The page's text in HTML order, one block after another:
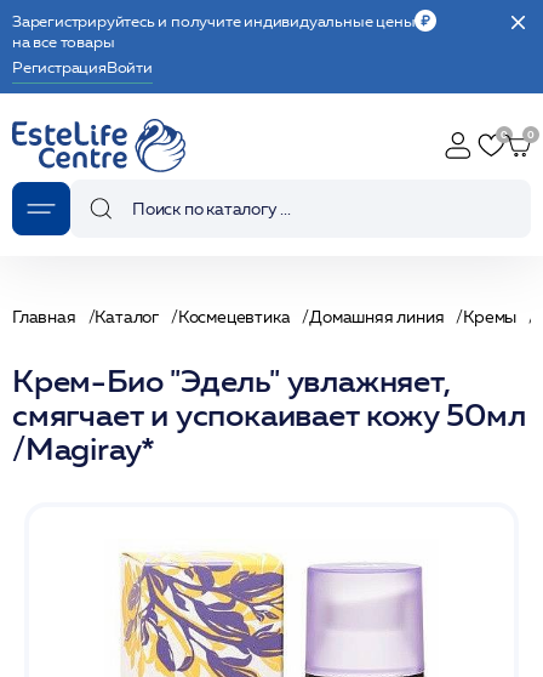
Зарегистрируйтесь и получите индивидуальные цены
на все товары
РегистрацияВойти
Главная Каталог Космецевтика Домашняя линия Кремы
Крем-Био "Эдель" увлажняет,
смягчает и успокаивает кожу 50мл
/Magiray*